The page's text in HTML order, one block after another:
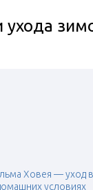
ухода
Ховея — уход в
условиях